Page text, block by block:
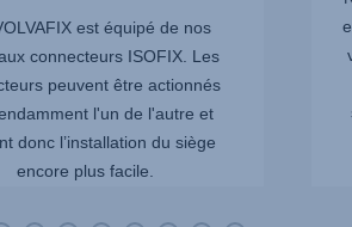
est équipé de nos
connecteurs ISOFIX. Les
peuvent être actionnés
l'un de l'autre et
donc l’installation du siège
encore plus facile.